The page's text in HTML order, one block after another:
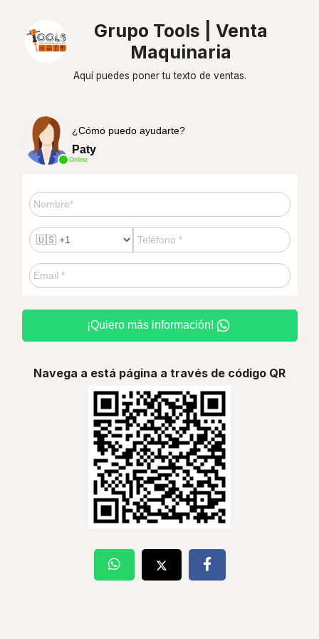
Grupo Tools | Venta
Maquinaria
Aquí puedes poner tu texto de ventas.
Online
¿Cómo puedo ayudarte?
Paty
¡Quiero más información!
Navega a está página a través de código QR